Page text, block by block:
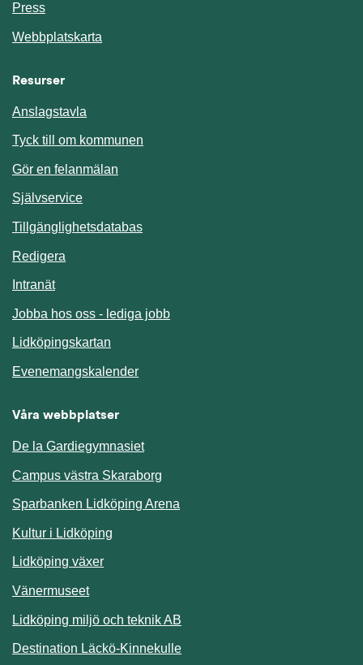
Press
Webbplatskarta
Resurser
Anslagstavla
Tyck till om kommunen
Gör en felanmälan
SjälvserviceLänk till annan webbplats.
TillgänglighetsdatabasLänk till annan webbplats.
Redigera
IntranätLänk till annan webbplats.
Jobba hos oss - lediga jobb
Lidköpingskartan
EvenemangskalenderLänk till annan webbplats.
Våra webbplatser
De la Gardiegymnasiet
Campus västra Skaraborg
Sparbanken Lidköping Arena
Kultur i Lidköping
Lidköping växer
Vänermuseet
Lidköping miljö och teknik AB
Destination Läckö-KinnekulleLänk till annan webbplats.